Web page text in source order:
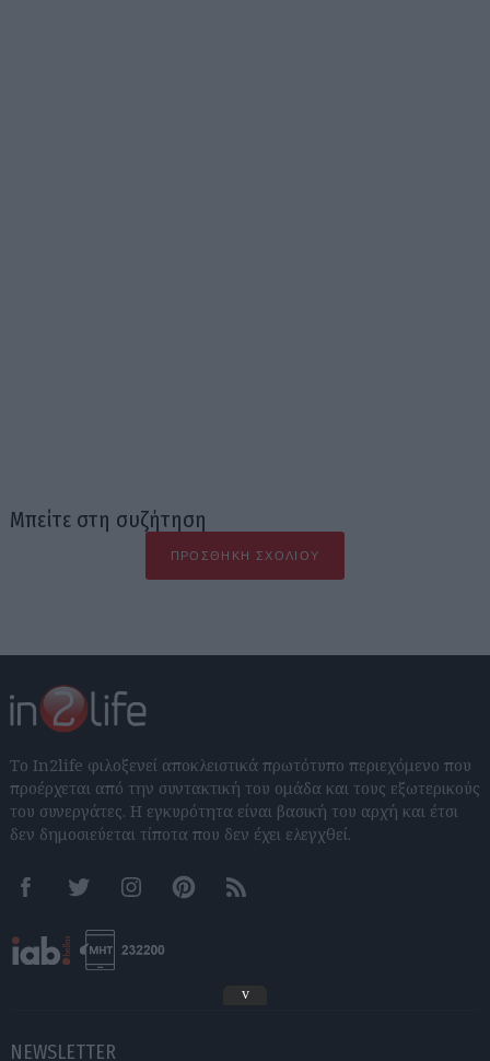
Μπείτε στη συζήτηση
ΠΡΟΣΘΉΚΗ ΣΧΟΛΊΟΥ
Το In2life φιλοξενεί αποκλειστικά πρωτότυπο περιεχόμενο που
προέρχεται από την συντακτική του ομάδα και τους εξωτερικούς
του συνεργάτες. Η εγκυρότητα είναι βασική του αρχή και έτσι
δεν δημοσιεύεται τίποτα που δεν έχει ελεγχθεί.
FacebookTwitter InstagramPinterestRSS feeds
NEWSLETTER
v